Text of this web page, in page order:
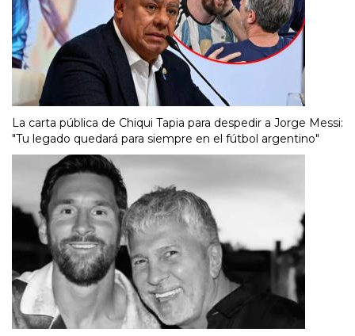
La carta pública de Chiqui Tapia para despedir a Jorge Messi:
"Tu legado quedará para siempre en el fútbol argentino"